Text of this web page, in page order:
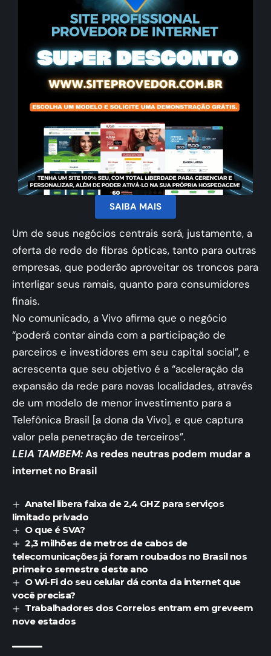
SAIBA MAIS
Um de seus negócios centrais será, justamente, a
oferta de rede de fibras ópticas, tanto para outras
empresas, que poderão aproveitar os troncos para
interligar seus ramais, quanto para consumidores
finais.
No comunicado, a Vivo afirma que o negócio
“poderá contar ainda com a participação de
parceiros e investidores em seu capital social”, e
acrescenta que seu objetivo é a “aceleração da
expansão da rede para novas localidades, através
de um modelo de menor investimento para a
Telefônica Brasil [a dona da Vivo], e que captura
valor pela penetração de terceiros”.
LEIA TAMBEM:As redes neutras podem mudar a
internet no Brasil
Anatel libera faixa de 2,4 GHZ para serviços
limitado privado
O que é SVA?
2,3 milhões de metros de cabos de
telecomunicações já foram roubados no Brasil nos
primeiro semestre deste ano
O Wi-Fi do seu celular dá conta da internet que
você precisa?
Trabalhadores dos Correios entram em greveem
nove estados